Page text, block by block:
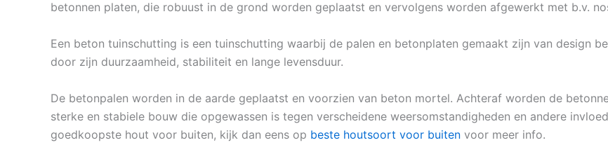
betonnen platen, die robuust in de grond worden geplaatst en vervolgens worden afgewerkt met b.v.
Een beton tuinschutting is een tuinschutting waarbij de palen en betonplaten gemaakt zijn van design
door zijn duurzaamheid, stabiliteit en lange levensduur.
De betonpalen worden in de aarde geplaatst en voorzien van beton mortel. Achteraf worden de
sterke en stabiele bouw die opgewassen is tegen verscheidene weersomstandigheden en andere
goedkoopste hout voor buiten, kijk dan eens op beste houtsoort voor buiten voor meer info.